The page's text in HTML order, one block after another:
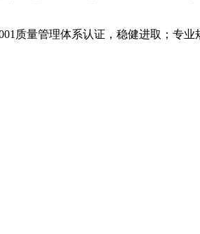
质量管理体系认证，稳健进取；专